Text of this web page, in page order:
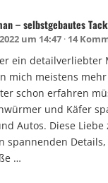
– selbstgebautes
um 14:47 14
ein detailverliebter
mich meistens
schon erfahren
und Käfer
Autos. Diese Liebe
spannenden
…